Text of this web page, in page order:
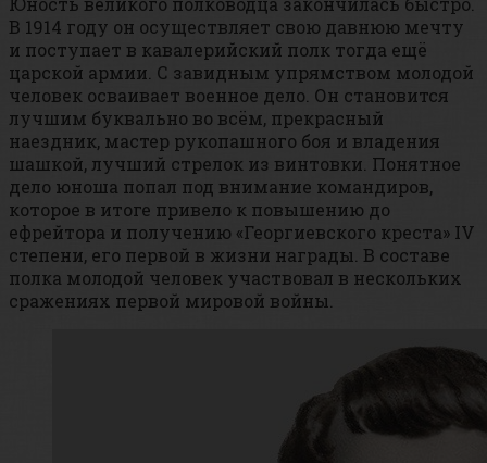
В 1914 году он осуществляет свою давнюю мечту
и поступает в кавалерийский полк тогда ещё
царской армии. С завидным упрямством молодой
человек осваивает военное дело. Он становится
лучшим буквально во всём, прекрасный
наездник, мастер рукопашного боя и владения
шашкой, лучший стрелок из винтовки. Понятное
дело юноша попал под внимание командиров,
которое в итоге привело к повышению до
ефрейтора и получению «Георгиевского креста» IV
степени, его первой в жизни награды. В составе
полка молодой человек участвовал в нескольких
сражениях первой мировой войны.